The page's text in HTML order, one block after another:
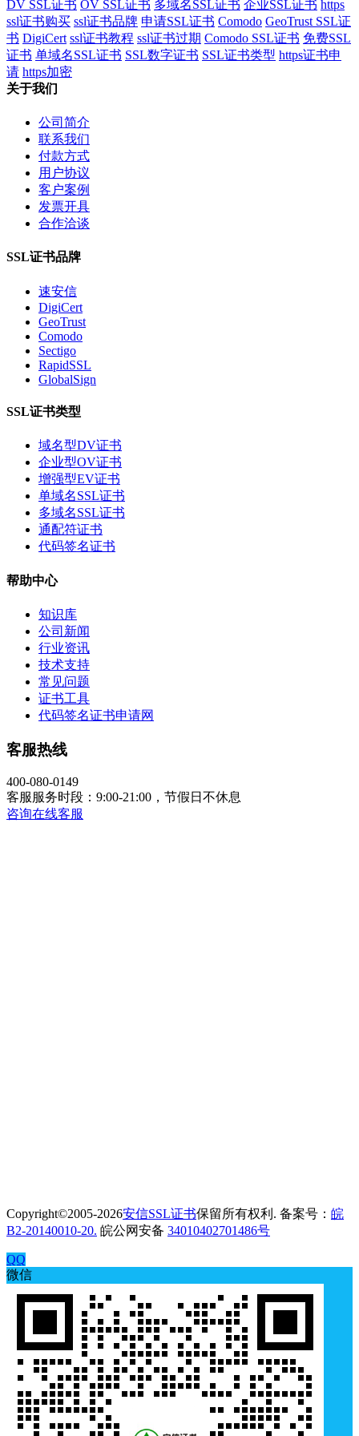
DV SSL证书 OV SSL证书 多域名SSL证书 企业SSL证书 https
ssl证书购买 ssl证书品牌 申请SSL证书 Comodo GeoTrust SSL证
书 DigiCert ssl证书教程 ssl证书过期 Comodo SSL证书 免费SSL
证书 单域名SSL证书 SSL数字证书 SSL证书类型 https证书申
请 https加密
关于我们
公司简介
联系我们
付款方式
用户协议
客户案例
发票开具
合作洽谈
SSL证书品牌
速安信
DigiCert
GeoTrust
Comodo
Sectigo
RapidSSL
GlobalSign
SSL证书类型
域名型DV证书
企业型OV证书
增强型EV证书
单域名SSL证书
多域名SSL证书
通配符证书
代码签名证书
帮助中心
知识库
公司新闻
行业资讯
技术支持
常见问题
证书工具
代码签名证书申请网
客服热线
400-080-0149
客服服务时段：9:00-21:00，节假日不休息
咨询在线客服
Copyright©2005-2026安信SSL证书保留所有权利. 备案号： 皖
B2-20140010-20. 皖公网安备 34010402701486号
QQ
微信